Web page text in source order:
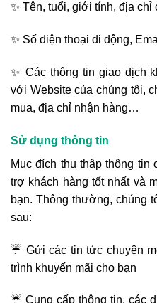
✨ Tên, tuổi, giới tính, địa chỉ
✨ Số điện thoại di động,
✨ Các thông tin giao dịch
với Website của chúng tôi,
mua, địa chỉ nhận hàng…
Sử dụng thông tin
Mục đích thu thập thông tin
trợ khách hàng tốt nhất và
bạn. Thông thường, chúng
sau:
☔ Gửi các tin tức chuyên
trình khuyến mãi cho bạn
☔ Cung cấp thông tin, các